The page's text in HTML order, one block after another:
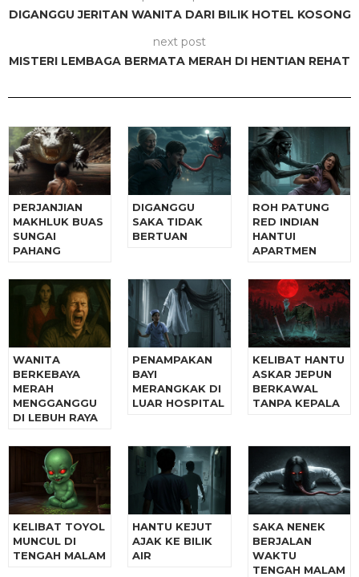
DIGANGGU JERITAN WANITA DARI BILIK HOTEL KOSONG
next post
MISTERI LEMBAGA BERMATA MERAH DI HENTIAN REHAT
PERJANJIAN
MAKHLUK BUAS
SUNGAI
PAHANG
DIGANGGU
SAKA TIDAK
BERTUAN
ROH PATUNG
RED INDIAN
HANTUI
APARTMEN
WANITA
BERKEBAYA
MERAH
MENGGANGGU
DI LEBUH RAYA
PENAMPAKAN
BAYI
MERANGKAK DI
LUAR HOSPITAL
KELIBAT HANTU
ASKAR JEPUN
BERKAWAL
TANPA KEPALA
KELIBAT TOYOL
MUNCUL DI
TENGAH MALAM
HANTU KEJUT
AJAK KE BILIK
AIR
SAKA NENEK
BERJALAN
WAKTU
TENGAH MALAM